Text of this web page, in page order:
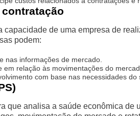
de uma empresa de
podem:
nas informações de mercado.
relação às movimentações do
com base nas necessidades do
que analisa a saúde econômica de